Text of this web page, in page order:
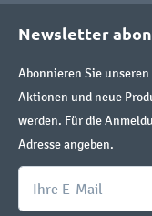
Newsletter
Abonnieren Sie
Aktionen und neue
werden. Für die
Adresse angeben.